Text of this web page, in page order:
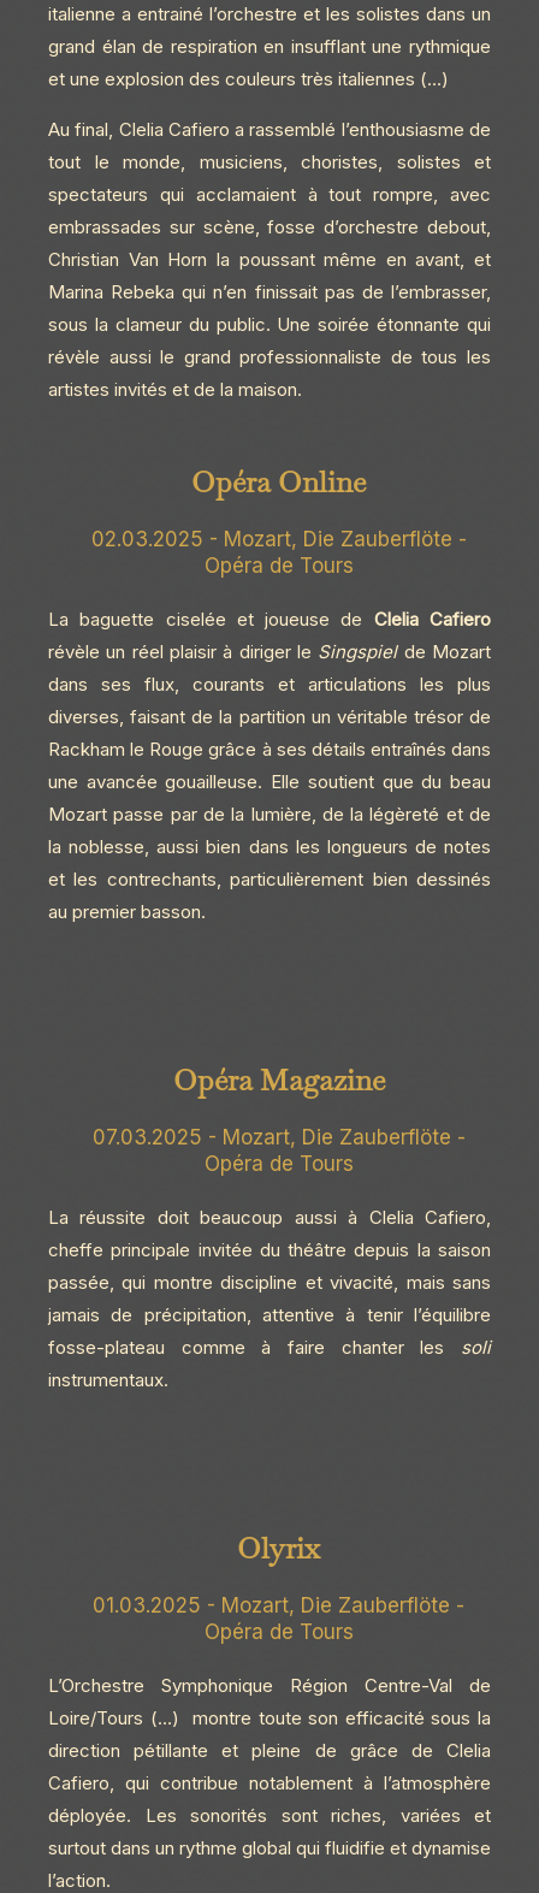
italienne a entrainé l’orchestre et les solistes dans un
grand élan de respiration en insufflant une rythmique
et une explosion des couleurs très italiennes (…)
Au final, Clelia Cafiero a rassemblé l’enthousiasme de
tout le monde, musiciens, choristes, solistes et
spectateurs qui acclamaient à tout rompre, avec
embrassades sur scène, fosse d’orchestre debout,
Christian Van Horn la poussant même en avant, et
Marina Rebeka qui n’en finissait pas de l’embrasser,
sous la clameur du public. Une soirée étonnante qui
révèle aussi le grand professionnaliste de tous les
artistes invités et de la maison.
Opéra Online
02.03.2025 - Mozart, Die Zauberflöte -
Opéra de Tours
La baguette ciselée et joueuse de Clelia Cafiero
révèle un réel plaisir à diriger le Singspielde Mozart
dans ses flux, courants et articulations les plus
diverses, faisant de la partition un véritable trésor de
Rackham le Rouge grâce à ses détails entraînés dans
une avancée gouailleuse. Elle soutient que du beau
Mozart passe par de la lumière, de la légèreté et de
la noblesse, aussi bien dans les longueurs de notes
et les contrechants, particulièrement bien dessinés
au premier basson.
Opéra Magazine
07.03.2025 - Mozart, Die Zauberflöte -
Opéra de Tours
La réussite doit beaucoup aussi à Clelia Cafiero,
cheffe principale invitée du théâtre depuis la saison
passée, qui montre discipline et vivacité, mais sans
jamais de précipitation, attentive à tenir l’équilibre
fosse-plateau comme à faire chanter les soli
instrumentaux.
Olyrix
01.03.2025 - Mozart, Die Zauberflöte -
Opéra de Tours
L’Orchestre Symphonique Région Centre-Val de
Loire/Tours (…) montre toute son efficacité sous la
direction pétillante et pleine de grâce de Clelia
Cafiero, qui contribue notablement à l’atmosphère
déployée. Les sonorités sont riches, variées et
surtout dans un rythme global qui fluidifie et dynamise
l’action.